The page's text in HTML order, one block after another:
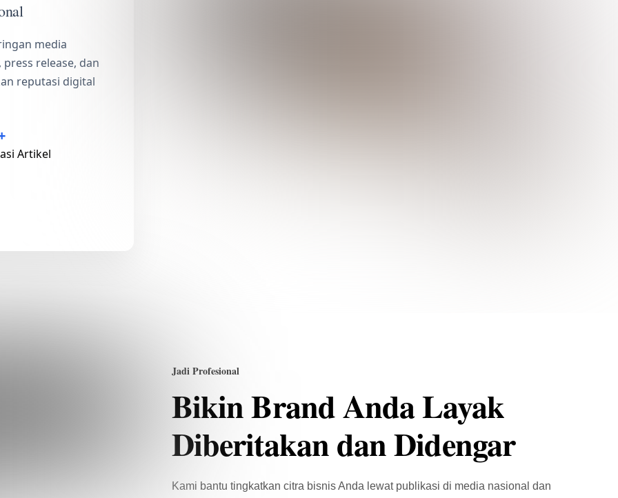
media
release, dan
reputasi digital
Artikel
Jadi Profesional
Bikin Brand Anda Layak
Diberitakan dan Didengar
Kami bantu tingkatkan citra bisnis Anda lewat publikasi di media nasional dan